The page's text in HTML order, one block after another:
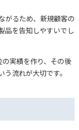
がるため、新規顧客の
品を告知しやすいでし
実績を作り、その後
流れが大切です。